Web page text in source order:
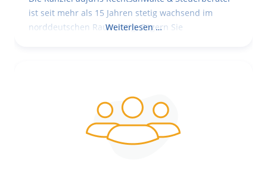
ist seit mehr als 15 Jahren stetig wachsend im
norddeutschen Raum tätig. Zögern Sie
Weiterlesen …